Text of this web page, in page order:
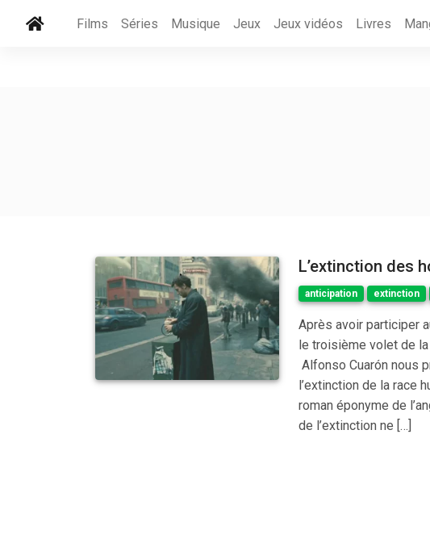
Films Séries Musique Jeux Jeux vidéos Livres
L’extinction des
anticipation extinction
Après avoir participer
le troisième volet de
Alfonso Cuarón nous
l’extinction de la race
roman éponyme de
de l’extinction ne […]